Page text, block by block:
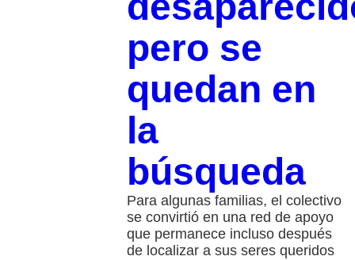
pero se
quedan en
la
búsqueda
Para algunas familias, el colectivo
se convirtió en una red de apoyo
que permanece incluso después
de localizar a sus seres queridos